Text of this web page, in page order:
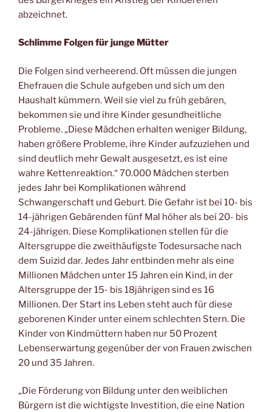
abzeichnet.
Schlimme Folgen für junge Mütter
Die Folgen sind verheerend. Oft müssen die jungen
Ehefrauen die Schule aufgeben und sich um den
Haushalt kümmern. Weil sie viel zu früh gebären,
bekommen sie und ihre Kinder gesundheitliche
Probleme. „Diese Mädchen erhalten weniger Bildung,
haben größere Probleme, ihre Kinder aufzuziehen und
sind deutlich mehr Gewalt ausgesetzt, es ist eine
wahre Kettenreaktion.“ 70.000 Mädchen sterben
jedes Jahr bei Komplikationen während
Schwangerschaft und Geburt. Die Gefahr ist bei 10- bis
14-jährigen Gebärenden fünf Mal höher als bei 20- bis
24-jährigen. Diese Komplikationen stellen für die
Altersgruppe die zweithäufigste Todesursache nach
dem Suizid dar. Jedes Jahr entbinden mehr als eine
Millionen Mädchen unter 15 Jahren ein Kind, in der
Altersgruppe der 15- bis 18jährigen sind es 16
Millionen. Der Start ins Leben steht auch für diese
geborenen Kinder unter einem schlechten Stern. Die
Kinder von Kindmüttern haben nur 50 Prozent
Lebenserwartung gegenüber der von Frauen zwischen
20 und 35 Jahren.
„Die Förderung von Bildung unter den weiblichen
Bürgern ist die wichtigste Investition, die eine Nation